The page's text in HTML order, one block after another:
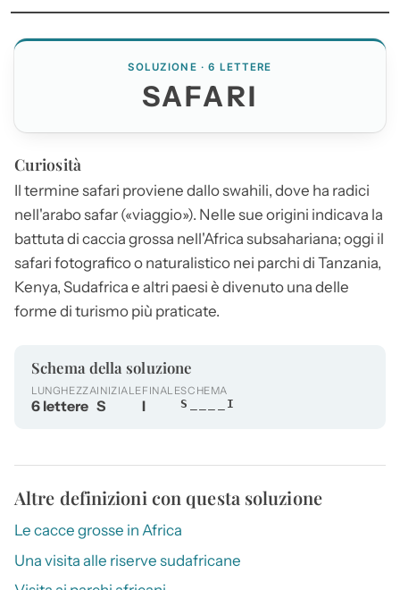
SOLUZIONE · 6 LETTERE
SAFARI
Curiosità
Il termine safari proviene dallo swahili, dove ha radici
nell'arabo safar («viaggio»). Nelle sue origini indicava la
battuta di caccia grossa nell'Africa subsahariana; oggi il
safari fotografico o naturalistico nei parchi di Tanzania,
Kenya, Sudafrica e altri paesi è divenuto una delle
forme di turismo più praticate.
Schema della soluzione
LUNGHEZZA
6 lettere
INIZIALE
S
FINALE
I
SCHEMA
S____I
Altre definizioni con questa soluzione
Le cacce grosse in Africa
Una visita alle riserve sudafricane